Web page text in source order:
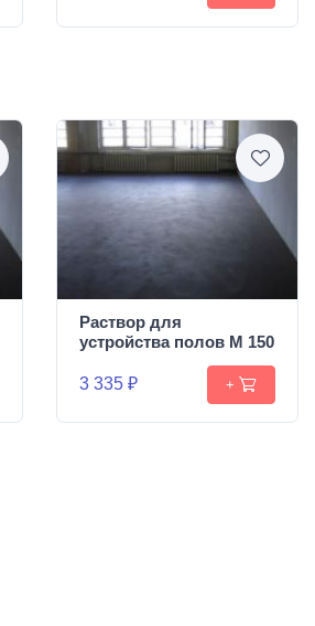
Раствор для
устройства полов М 150
3 335 ₽ +